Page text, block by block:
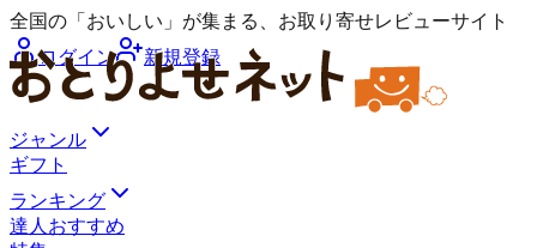
全国の「おいしい」が集まる、お取り寄せレビューサイト
ログイン
新規登録
ジャンル
ギフト
ランキング
達人おすすめ